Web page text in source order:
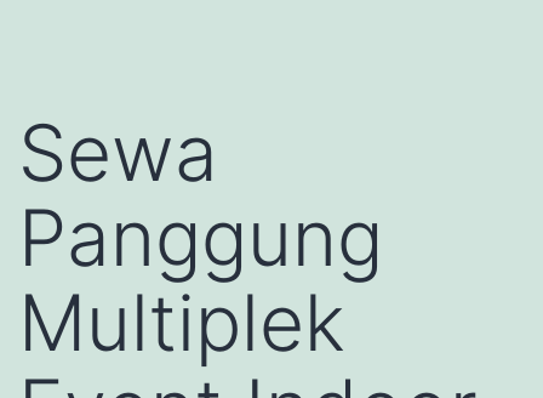
Sewa
Panggung
Multiplek